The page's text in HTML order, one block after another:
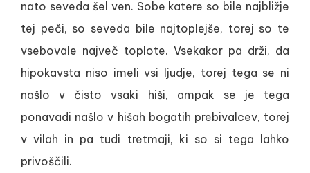
nato seveda šel ven. Sobe katere so bile najbližje
tej peči, so seveda bile najtoplejše, torej so te
vsebovale največ toplote. Vsekakor pa drži, da
hipokavsta niso imeli vsi ljudje, torej tega se ni
našlo v čisto vsaki hiši, ampak se je tega
ponavadi našlo v hišah bogatih prebivalcev, torej
v vilah in pa tudi tretmaji, ki so si tega lahko
privoščili.